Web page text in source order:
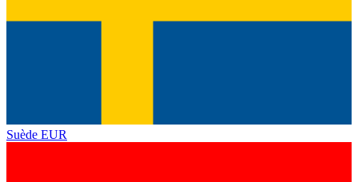
Suède EUR